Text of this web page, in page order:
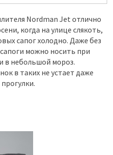
Nordman Jet отлично
когда на улице слякоть,
сапог холодно. Даже без
можно носить при
в небольшой мороз.
в таких не устает даже